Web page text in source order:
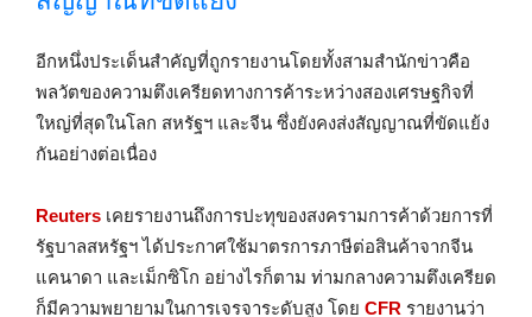
อีกหนึ่งประเด็นสำคัญที่ถูกรายงานโดยทั้งสามสำนักข่าวคือ
พลวัตของความตึงเครียดทางการค้าระหว่างสองเศรษฐกิจที่
ใหญ่ที่สุดในโลก สหรัฐฯ และจีน ซึ่งยังคงส่งสัญญาณที่ขัดแย้ง
กันอย่างต่อเนื่อง
Reuters เคยรายงานถึงการปะทุของสงครามการค้าด้วยการที่
รัฐบาลสหรัฐฯ ได้ประกาศใช้มาตรการภาษีต่อสินค้าจากจีน
แคนาดา และเม็กซิโก อย่างไรก็ตาม ท่ามกลางความตึงเครียด
ก็มีความพยายามในการเจรจาระดับสูง โดย CFR รายงานว่า